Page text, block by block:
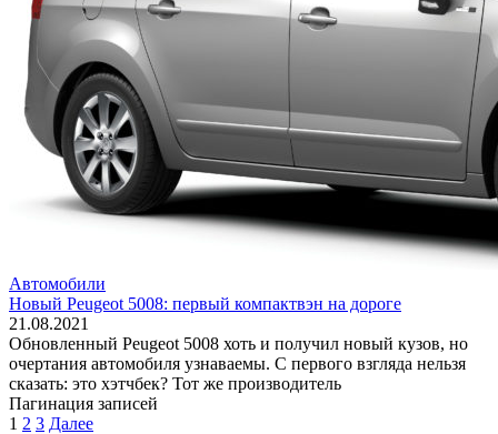
Автомобили
Новый Peugeot 5008: первый компактвэн на дороге
21.08.2021
Обновленный Peugeot 5008 хоть и получил новый кузов, но
очертания автомобиля узнаваемы. С первого взгляда нельзя
сказать: это хэтчбек? Тот же производитель
Пагинация записей
1 2 3 Далее